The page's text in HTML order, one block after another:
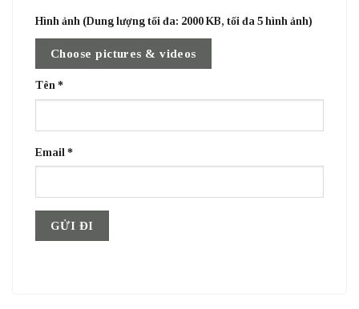
Hình ảnh (Dung lượng tối đa: 2000 KB, tối đa 5 hình ảnh)
Choose pictures & videos
Tên *
Email *